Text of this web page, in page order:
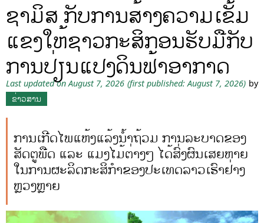
ຊາມິສ ກັບການສ້າງຄວາມເຂັ້ມ
ແຂງໃຫ້ຊາວກະສິກອນຮັບມືກັບ
ການປ່ຽນແປງດິນຟ້າອາກາດ
Last updated on August 7, 2026 (first published: August 7, 2026) by
ຂ່າວສານ
ການເກີດໄພແຫ້ງແລ້ງນໍ້າຖ້ວມ ການລະບາດຂອງ
ສັດຕູພືດ ແລະ ແມງໄມ້ຕ່າງໆ ໄດ້ສົ່ງຜົນເສຍຫາຍ
ໃນການຜະລິດກະສິກຳຂອງປະເທດລາວເຮົາຢ່າງ
ຫຼວງຫຼາຍ